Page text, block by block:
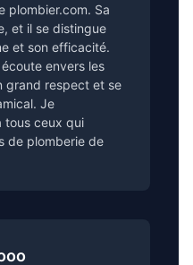
plombier.com. Sa
et il se distingue
et son efficacité.
envers les
grand respect et se
Je
tous ceux qui
de plomberie de